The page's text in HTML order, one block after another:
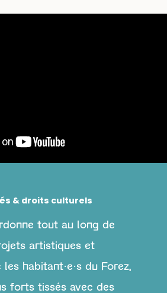
& droits culturels
tout au long de
artistiques et
habitant·e·s du Forez,
forts tissés avec des